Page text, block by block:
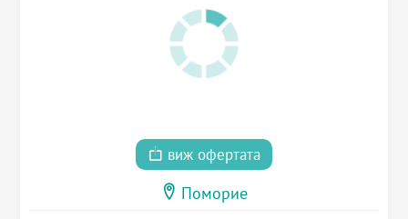
виж офертата
Поморие